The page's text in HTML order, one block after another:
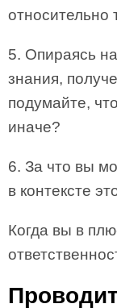
относительно
5. Опираясь
знания,
подумайте,
иначе?
6. За что вы
в контексте
Когда вы в